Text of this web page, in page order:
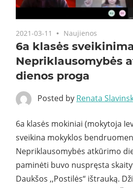
2021-03-11 Naujienos
6a klasės
Nepriklausomybės
dienos proga
Posted by Renata
6a klasės mokiniai (mokytoja
sveikina mokyklos
Nepriklausomybės atkūrimo
paminėti buvo nuspręsta
Daukšos ,,Postilės“ ištrauką.